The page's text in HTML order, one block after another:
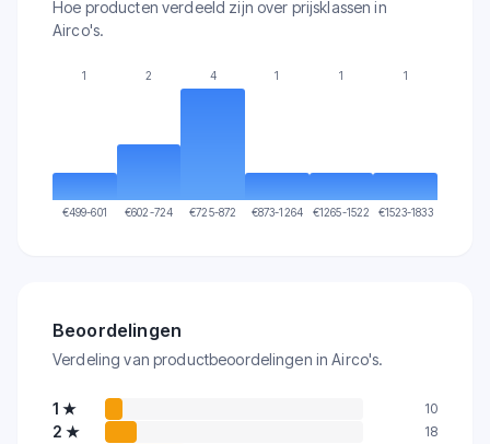
Hoe producten verdeeld zijn over prijsklassen in
Airco's.
1
€499-601
2
€602-724
4
€725-872
1
€873-1264
1
€1265-1522
1
€1523-1833
Beoordelingen
Verdeling van productbeoordelingen in Airco's.
1 ★ 10
2 ★ 18